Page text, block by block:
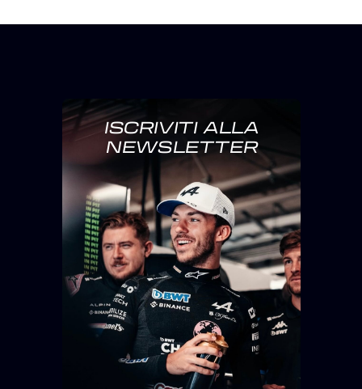
ISCRIVITI ALLA
NEWSLETTER